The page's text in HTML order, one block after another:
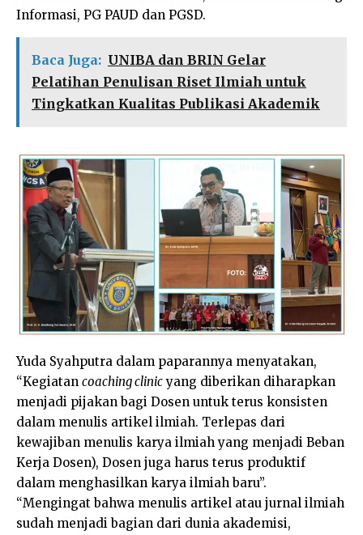
Informasi, PG PAUD dan PGSD.
Baca Juga: UNIBA dan BRIN Gelar
Pelatihan Penulisan Riset Ilmiah untuk
Tingkatkan Kualitas Publikasi Akademik
Yuda Syahputra dalam paparannya menyatakan,
“Kegiatan coaching clinicyang diberikan diharapkan
menjadi pijakan bagi Dosen untuk terus konsisten
dalam menulis artikel ilmiah. Terlepas dari
kewajiban menulis karya ilmiah yang menjadi Beban
Kerja Dosen), Dosen juga harus terus produktif
dalam menghasilkan karya ilmiah baru”.
“Mengingat bahwa menulis artikel atau jurnal ilmiah
sudah menjadi bagian dari dunia akademisi,